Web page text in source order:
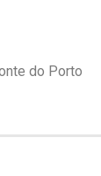
do Porto